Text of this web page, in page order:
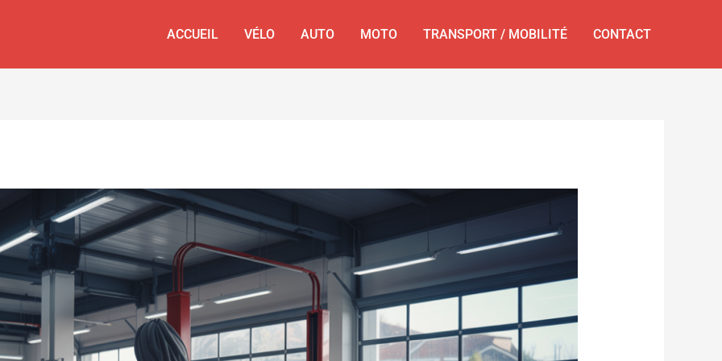
ACCUEIL VÉLO AUTO MOTO TRANSPORT / MOBILITÉ CONTACT